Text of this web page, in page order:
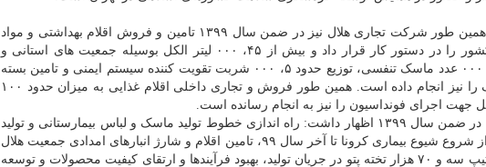
این مقام مسئول در جمعیت هلال احمر اشاره کرد: همین طور شرکت تجاری هلال نیز در ضمن سال ۱۳۹۹ تامین و فروش اقلام بهداشتی و مواد
ضدعفونی از شروع دوره شیوع ویروس کرونا در کشور را در دستور کار قرار داد و بیش از ۴۵، ۰۰۰ لیتر الکل بوسیله جمعیت های استانی و
فروش سازمانی انجام داده است و توزیع حدود ۹۰، ۰۰۰ عدد ماسک تنفسی، توزیع حدود ۵، ۰۰۰ شربت تقویت کننده سیستم ایمنی و تامین بسته
و نجات در مقیاس کوچک را نیز انجام داده است. همین طور فروش و تجاری داخلی اقلام غذایی به میزان حدود ۱۰۰
جهت اجرای فونداسیون را نیز به انجام رسانده است.
صفرعلی درباب اقدامات انجام شده شرکت نساجی در ضمن سال ۱۳۹۹ اظهار داشت: راه اندازی خطوط تولید ماسک و لباس بیمارستانی و تولید
حدود ۳۰۰ هزار ماسک و ۵۹ هزار لباس بیمارستانی از شروع شیوع بیماری کرونا تا آخر سال ۹۹، تامین اقلام و شارژ انبارهای امدادی جمعیت هلال
احمر با بهره گیری از ۳۰ هزار دستگاه چادر امدادی تیپ سه و ۷۰ هزار تخته پتو در جریان تولید، بهبود فرآیندها و ارتقای کیفیت محصولات و توسعه